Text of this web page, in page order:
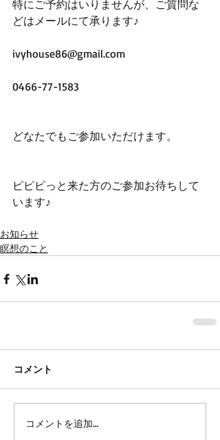
特にご予約はいりませんが、ご質問な
どはメールにて承ります♪
ivyhouse86@gmail.com
0466-77-1583
どなたでもご参加いただけます。
ピピピっと来た方のご参加お待ちして
います♪
お知らせ
瞑想のこと
コメント
コメントを追加…